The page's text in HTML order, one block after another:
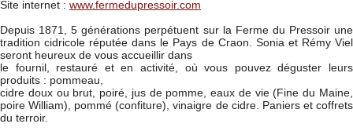
Site internet : www.fermedupressoir.com
Depuis 1871, 5 générations perpétuent sur la Ferme du Pressoir une
tradition cidricole réputée dans le Pays de Craon. Sonia et Rémy Viel
seront heureux de vous accueillir dans
le fournil, restauré et en activité, où vous pouvez déguster leurs
produits : pommeau,
cidre doux ou brut, poiré, jus de pomme, eaux de vie (Fine du Maine,
poire William), pommé (confiture), vinaigre de cidre. Paniers et coffrets
du terroir.